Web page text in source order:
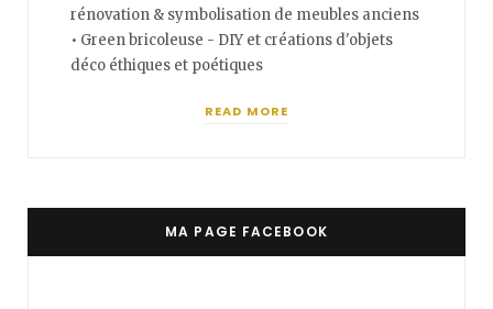
rénovation & symbolisation de meubles anciens
• Green bricoleuse - DIY et créations d'objets
déco éthiques et poétiques
READ MORE
MA PAGE FACEBOOK